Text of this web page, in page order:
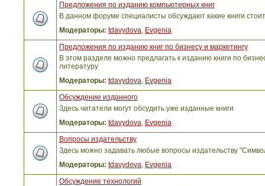
Предложения по изданию компьютерных книг
В данном форуме специалисты обсуждают какие книги
Модераторы: tdavydova, Evgenia
Предложения по изданию книг по бизнесу и маркетингу
В этом разделе можно предлагать к изданию книги по
литературу
Модераторы: tdavydova, Evgenia
Обсуждение изданного
Здесь читатели могут обсудить уже изданные книги
Модераторы: tdavydova, Evgenia
Вопросы издательству
Здесь можно задавать любые вопросы издательству
Модераторы: tdavydova, Evgenia
Обсуждение технологий